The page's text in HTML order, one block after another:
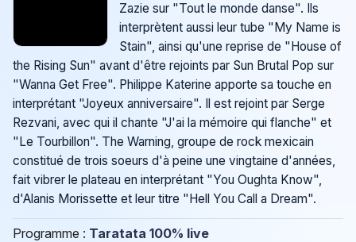
Zazie sur "Tout le monde danse". Ils
interprètent aussi leur tube "My Name is
Stain", ainsi qu'une reprise de "House of
the Rising Sun" avant d'être rejoints par Sun Brutal Pop sur
"Wanna Get Free". Philippe Katerine apporte sa touche en
interprétant "Joyeux anniversaire". Il est rejoint par Serge
Rezvani, avec qui il chante "J'ai la mémoire qui flanche" et
"Le Tourbillon". The Warning, groupe de rock mexicain
constitué de trois soeurs d'à peine une vingtaine d'années,
fait vibrer le plateau en interprétant "You Oughta Know",
d'Alanis Morissette et leur titre "Hell You Call a Dream".
Programme : Taratata 100% live